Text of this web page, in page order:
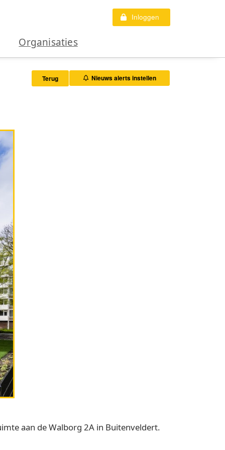
Inloggen
Organisaties
Terug Nieuws alerts instellen
aan de Walborg 2A in Buitenveldert.